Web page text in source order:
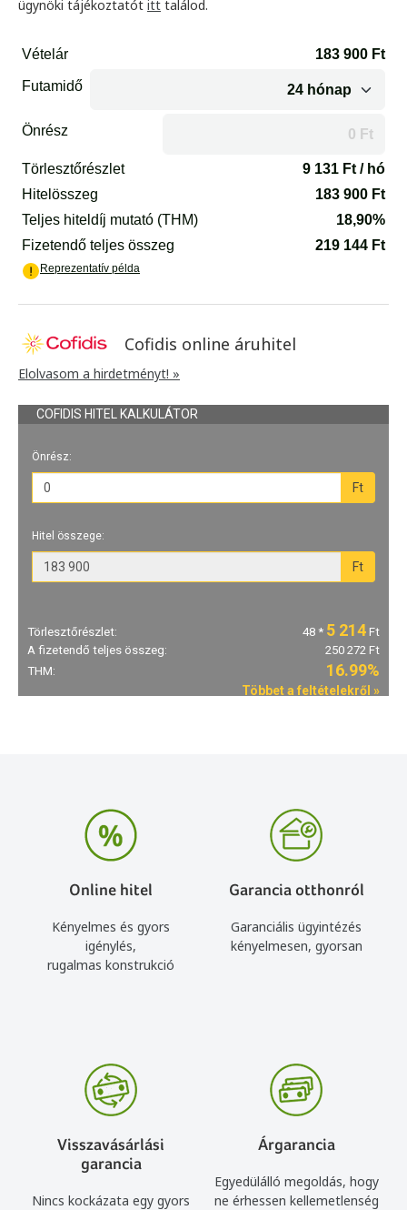
ügynöki tájékoztatót itt találod.
Cofidis online áruhitel
Elolvasom a hirdetményt! »
Online hitel
Kényelmes és gyors
igénylés,
rugalmas konstrukció
Garancia otthonról
Garanciális ügyintézés
kényelmesen, gyorsan
Visszavásárlási
garancia
Nincs kockázata egy gyors
Árgarancia
Egyedülálló megoldás, hogy
ne érhessen kellemetlenség